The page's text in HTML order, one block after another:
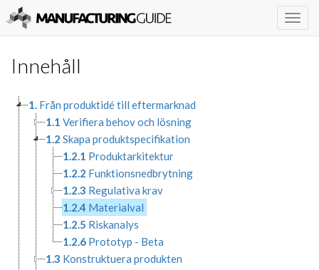
Innehåll
1. Från produktidé till eftermarknad
1.1 Verifiera behov och lösning
1.2 Skapa produktspecifikation
1.2.1 Produktarkitektur
1.2.2 Funktionsnedbrytning
1.2.3 Regulativa krav
1.2.4 Materialval
1.2.5 Riskanalys
1.2.6 Prototyp - Beta
1.3 Konstruktuera produkten